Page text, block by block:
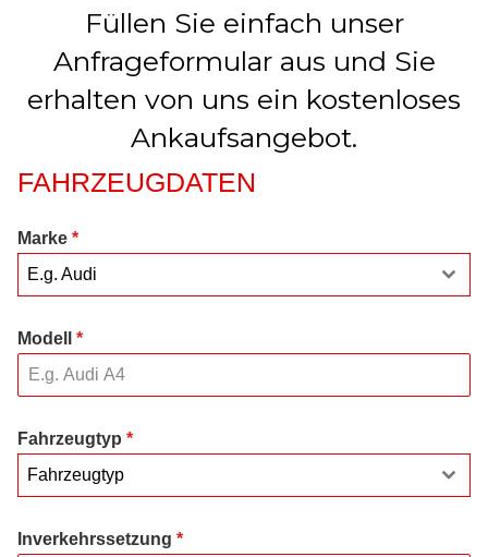
Füllen Sie einfach unser
Anfrageformular aus und Sie
erhalten von uns ein kostenloses
Ankaufsangebot.
FAHRZEUGDATEN
Marke *
E.g. Audi
Modell *
Fahrzeugtyp *
Fahrzeugtyp
Inverkehrssetzung *